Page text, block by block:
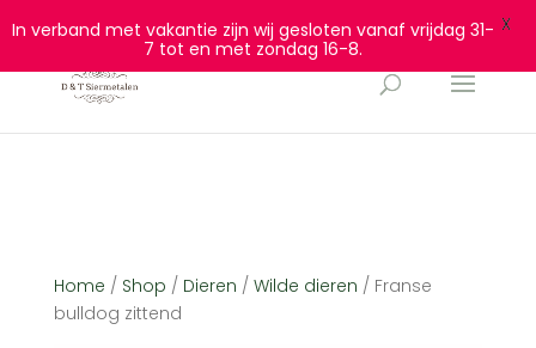
0628932940 info@dtsiermetalen.nl
Home / Shop / Dieren / Wilde dieren / Franse
bulldog zittend
In verband met vakantie zijn wij gesloten vanaf vrijdag 31-
7 tot en met zondag 16-8.
X